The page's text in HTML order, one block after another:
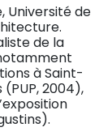
Université de
de la
à Saint-
(PUP, 2004),